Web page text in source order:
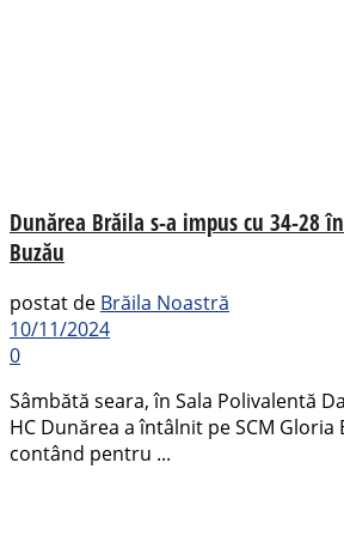
Dunărea Brăila s-a impus cu 34-28
Buzău
postat de Brăila Noastră
10/11/2024
0
Sâmbătă seara, în Sala Polivalentă
HC Dunărea a întâlnit pe SCM
contând pentru ...